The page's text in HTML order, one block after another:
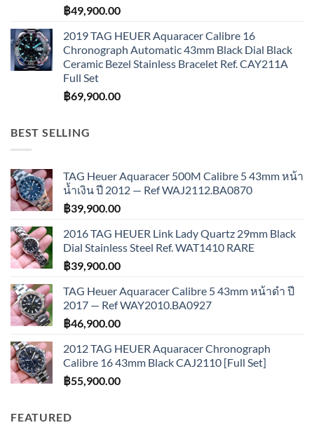
฿49,900.00
2019 TAG HEUER Aquaracer Calibre 16
Chronograph Automatic 43mm Black Dial Black
Ceramic Bezel Stainless Bracelet Ref. CAY211A
Full Set
฿69,900.00
BEST SELLING
TAG Heuer Aquaracer 500M Calibre 5 43mm หน้า
น้ำเงิน ปี 2012 — Ref WAJ2112.BA0870
฿39,900.00
2016 TAG HEUER Link Lady Quartz 29mm Black
Dial Stainless Steel Ref. WAT1410 RARE
฿39,900.00
TAG Heuer Aquaracer Calibre 5 43mm หน้าดำ ปี
2017 — Ref WAY2010.BA0927
฿46,900.00
2012 TAG HEUER Aquaracer Chronograph
Calibre 16 43mm Black CAJ2110 [Full Set]
฿55,900.00
FEATURED